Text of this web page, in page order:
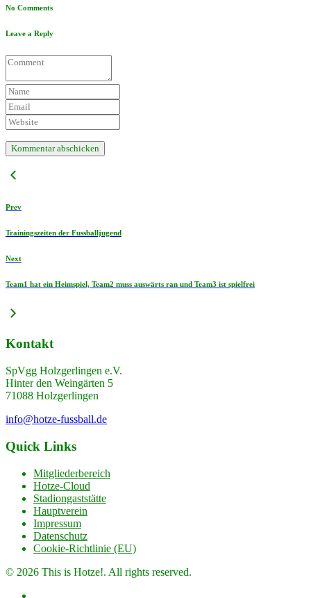
No Comments
Leave a Reply
Prev
Trainingszeiten der Fussballjugend
Next
Team1 hat ein Heimspiel, Team2 muss auswärts ran und Team3 ist spielfrei
Kontakt
SpVgg Holzgerlingen e.V.
Hinter den Weingärten 5
71088 Holzgerlingen
info@hotze-fussball.de
Quick Links
Mitgliederbereich
Hotze-Cloud
Stadiongaststätte
Hauptverein
Impressum
Datenschutz
Cookie-Richtlinie (EU)
© 2026 This is Hotze!. All rights reserved.